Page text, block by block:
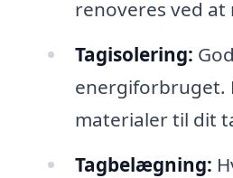
renoveres ved
Tagisolering:
energiforbruget.
materialer til dit
Tagbelægning: